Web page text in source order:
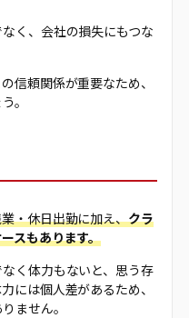
く、会社の損失にもつな
信頼関係が重要なため、
。
・休日出勤に加え、クラ
スもあります。
く体力もないと、思う存
には個人差があるため、
ません。